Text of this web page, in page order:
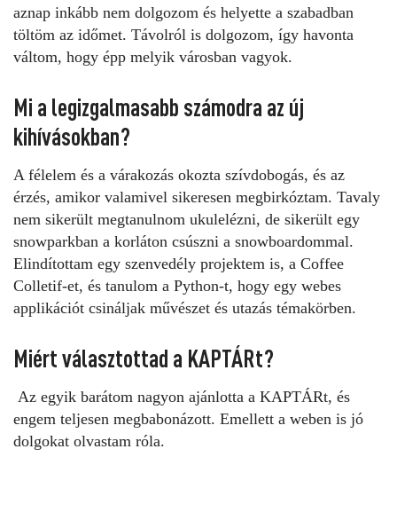
aznap inkább nem dolgozom és helyette a szabadban
töltöm az időmet. Távolról is dolgozom, így havonta
váltom, hogy épp melyik városban vagyok.
Mi a legizgalmasabb számodra az új
kihívásokban?
A félelem és a várakozás okozta szívdobogás, és az
érzés, amikor valamivel sikeresen megbirkóztam. Tavaly
nem sikerült megtanulnom ukulelézni, de sikerült egy
snowparkban a korláton csúszni a snowboardommal.
Elindítottam egy szenvedély projektem is, a Coffee
Colletif-et, és tanulom a Python-t, hogy egy webes
applikációt csináljak művészet és utazás témakörben.
Miért választottad a KAPTÁRt?
Az egyik barátom nagyon ajánlotta a KAPTÁRt, és
engem teljesen megbabonázott. Emellett a weben is jó
dolgokat olvastam róla.